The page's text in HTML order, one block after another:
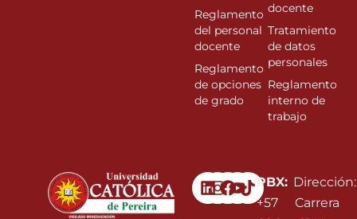
Linkedin
Instagram
Facebook
Youtube
PBX:
+57
Dirección:
Carrera
Reglamento
del personal
docente
Reglamento
de opciones
de grado
docente
Tratamiento
de datos
personales
Reglamento
interno de
trabajo